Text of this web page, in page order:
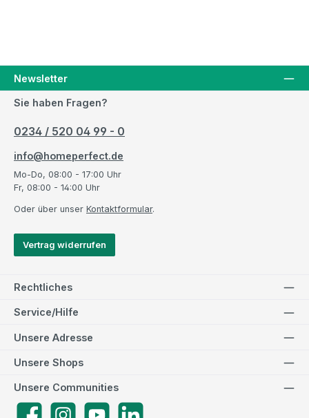
Newsletter
Sie haben Fragen?
0234 / 520 04 99 - 0
info@homeperfect.de
Mo-Do, 08:00 - 17:00 Uhr
Fr, 08:00 - 14:00 Uhr
Oder über unser Kontaktformular.
Vertrag widerrufen
Rechtliches
Service/Hilfe
Unsere Adresse
Unsere Communities
Unsere Shops